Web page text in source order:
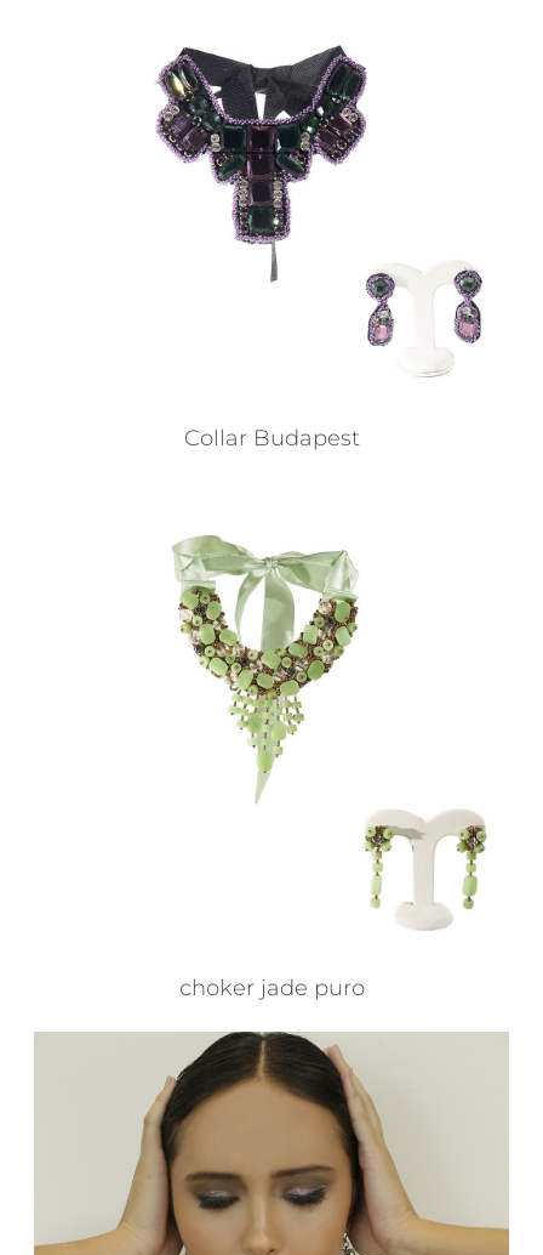
Collar Budapest
choker jade puro